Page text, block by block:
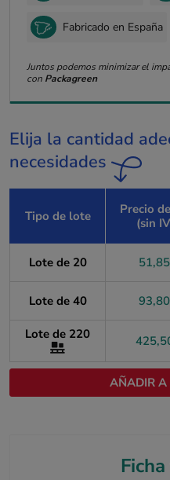
Fabricado en España
Juntos podemos minimizar el
con Packagreen
Elija la cantidad
necesidades
Tipo de lote
Precio
(sin
Lote de 20
Lote de 40
Lote de 220
AÑADIR A